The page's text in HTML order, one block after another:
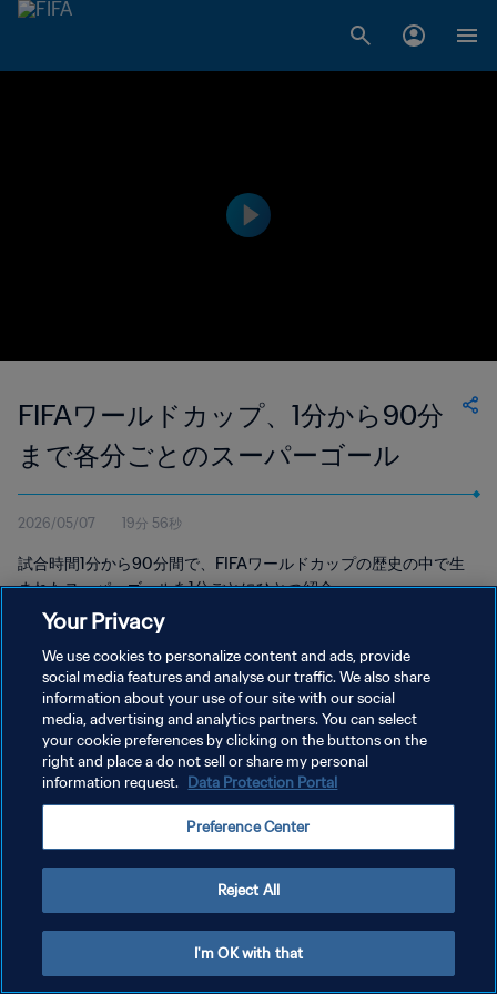
FIFAワールドカップ、1分から90分
まで各分ごとのスーパーゴール
2026/05/07 19分 56秒
試合時間1分から90分間で、FIFAワールドカップの歴史の中で生
まれたスーパーゴールを1分ごとにひとつ紹介。
プライバシーポリシー
サービス利用規約
クッキー設定の管理
Your Privacy
We use cookies to personalize content and ads, provide
social media features and analyse our traffic. We also share
information about your use of our site with our social
media, advertising and analytics partners. You can select
your cookie preferences by clicking on the buttons on the
right and place a do not sell or share my personal
information request. Data Protection Portal
Preference Center
Reject All
I'm OK with that